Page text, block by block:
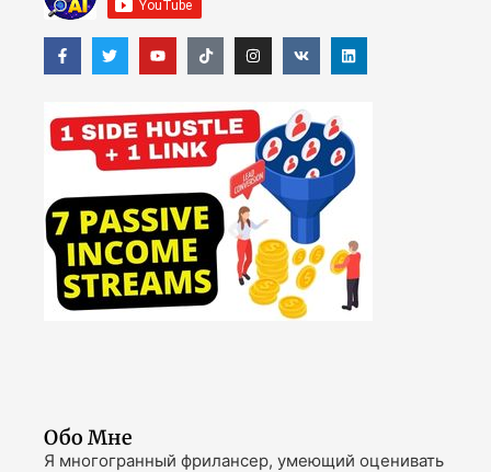
Обо Мне
Я многогранный фрилансер, умеющий оценивать